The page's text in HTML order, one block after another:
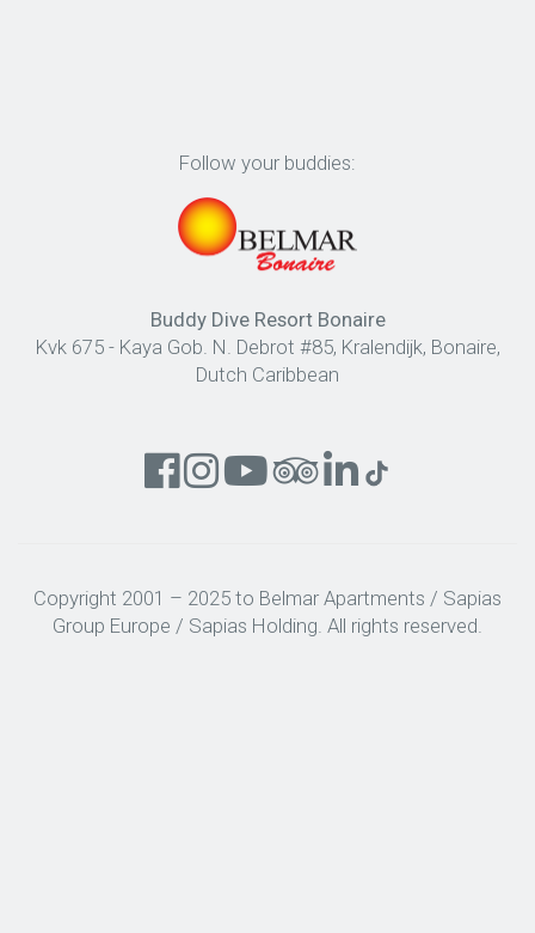
Follow your buddies:
Buddy Dive Resort Bonaire
Kvk 675 - Kaya Gob. N. Debrot #85, Kralendijk, Bonaire,
Dutch Caribbean
Copyright 2001 – 2025 to Belmar Apartments / Sapias
Group Europe / Sapias Holding. All rights reserved.